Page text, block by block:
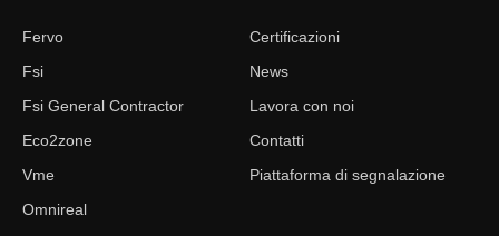
Fervo
Fsi
Fsi General Contractor
Eco2zone
Vme
Omnireal
Certificazioni
News
Lavora con noi
Contatti
Piattaforma di segnalazione